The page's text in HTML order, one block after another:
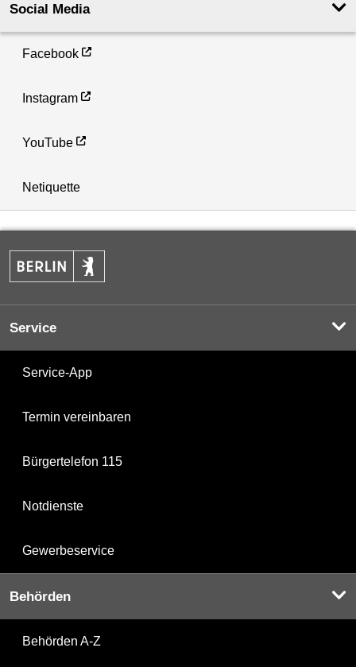
Social Media
Facebook
Instagram
YouTube
Netiquette
Service
Service-App
Termin vereinbaren
Bürgertelefon 115
Notdienste
Gewerbeservice
Behörden
Behörden A-Z